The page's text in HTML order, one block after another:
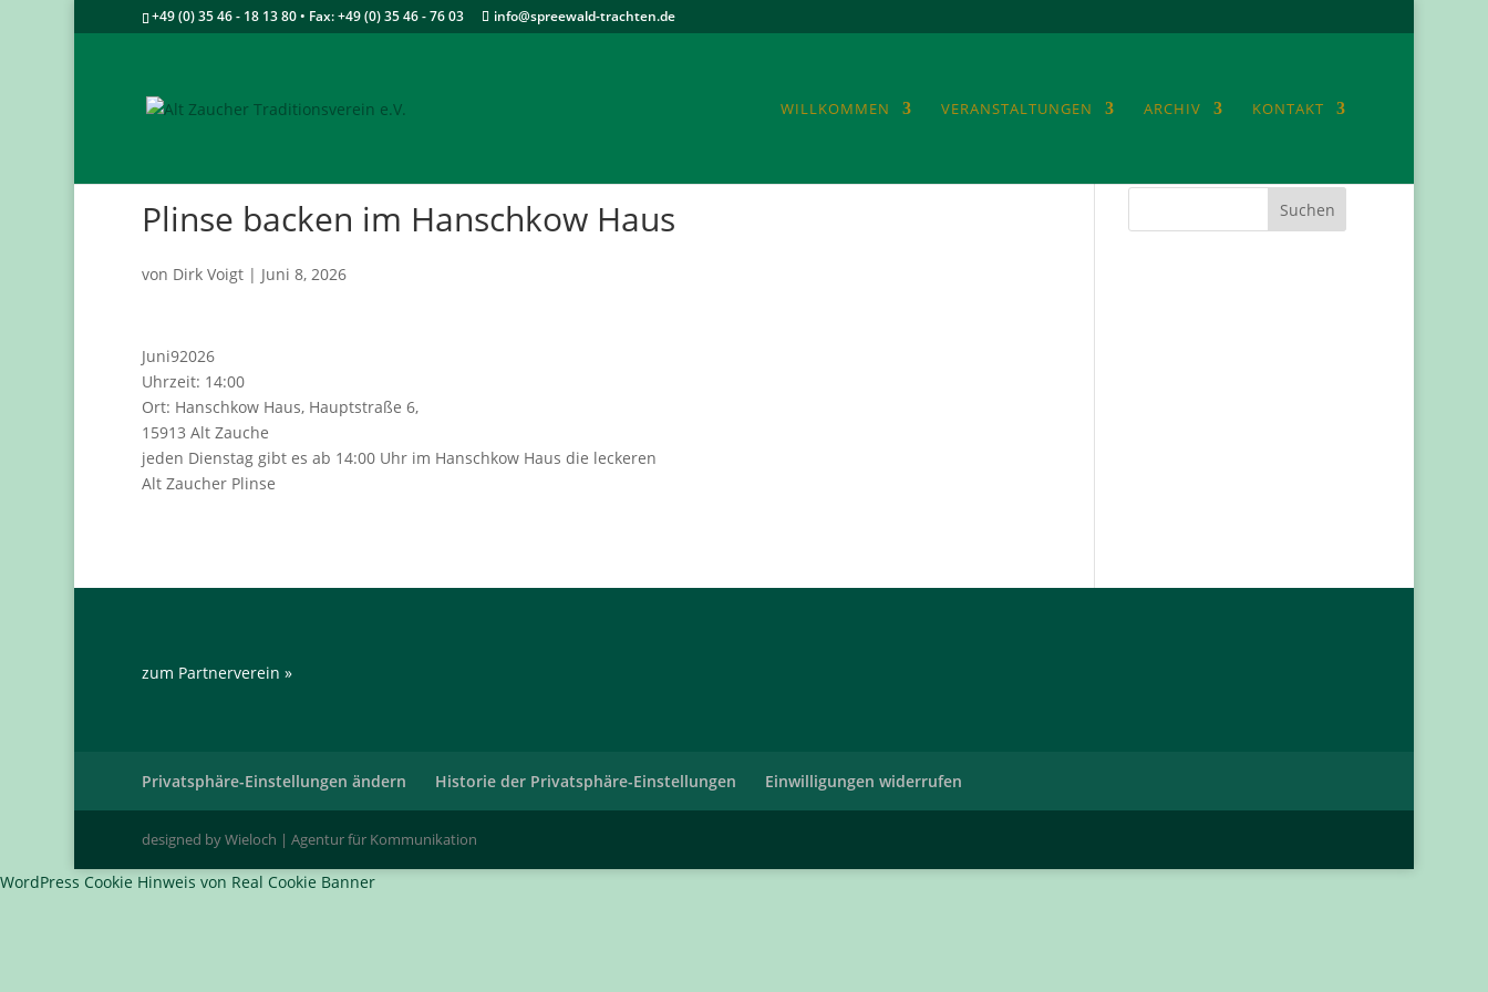
+49 (0) 35 46 - 18 13 80 • Fax: +49 (0) 35 46 - 76 03 info@spreewald-trachten.de
WILLKOMMEN VERANSTALTUNGEN ARCHIV KONTAKT
Plinse backen im Hanschkow Haus
von Dirk Voigt| Juni 8, 2026
Juni92026
Uhrzeit: 14:00
Ort: Hanschkow Haus, Hauptstraße 6,
15913 Alt Zauche
jeden Dienstag gibt es ab 14:00 Uhr im Hanschkow Haus die leckeren
Alt Zaucher Plinse
zum Partnerverein »
Privatsphäre-Einstellungen ändern Historie der Privatsphäre-Einstellungen Einwilligungen widerrufen
designed by Wieloch | Agentur für Kommunikation
WordPress Cookie Hinweis von Real Cookie Banner